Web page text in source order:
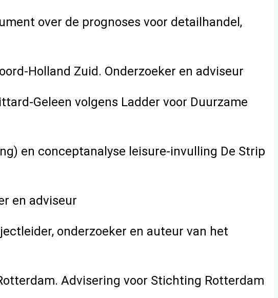
over de prognoses voor detailhandel,
Holland Zuid. Onderzoeker en adviseur
Geleen volgens Ladder voor Duurzame
en conceptanalyse leisure-invulling De Strip
en adviseur
onderzoeker en auteur van het
Advisering voor Stichting Rotterdam